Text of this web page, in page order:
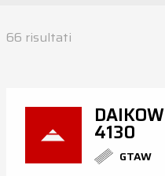
66 risultati
4130
GTAW